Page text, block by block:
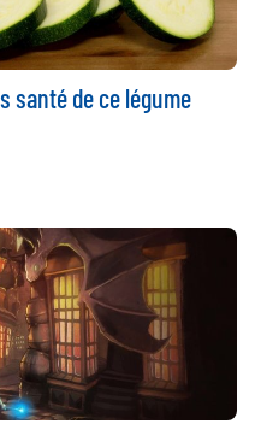
santé de ce légume